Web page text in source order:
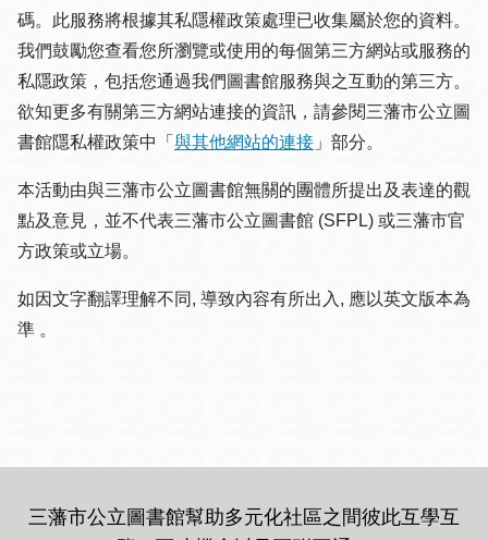
碼。此服務將根據其私隱權政策處理已收集屬於您的資料。
我們鼓勵您查看您所瀏覽或使用的每個第三方網站或服務的
私隱政策，包括您通過我們圖書館服務與之互動的第三方。
欲知更多有關第三方網站連接的資訊，請參閱三藩市公立圖
書館隱私權政策中「 與其他網站的連接 」部分。
本活動由與三藩市公立圖書館無關的團體所提出及表達的觀
點及意見，並不代表三藩市公立圖書館 (SFPL) 或三藩市官
方政策或立場。
如因文字翻譯理解不同, 導致內容有所出入, 應以英文版本為
準 。
三藩市公立圖書館幫助多元化社區之間彼此互學互